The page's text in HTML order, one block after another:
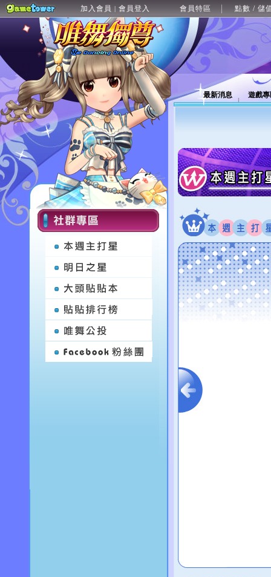
加入會員 | 會員登入 會員特區 點數 / 儲
最新消息 遊戲